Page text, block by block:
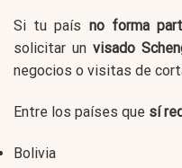
Si tu país no forma
solicitar un visado
negocios o visitas de
Entre los países que sí
Bolivia